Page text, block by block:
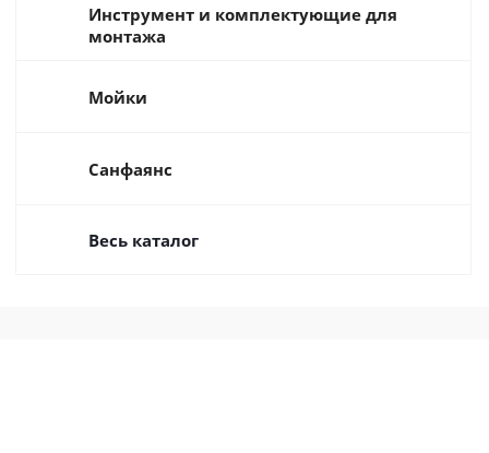
Инструмент и комплектующие для
монтажа
Мойки
Санфаянс
Весь каталог